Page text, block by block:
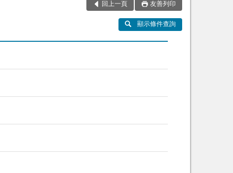
回上一頁 友善列印
顯示條件查詢